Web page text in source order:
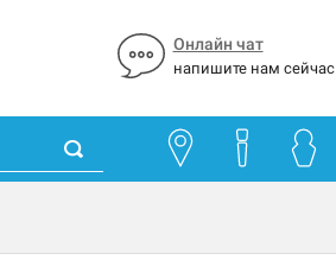
Онлайн чат
напишите нам сейчас